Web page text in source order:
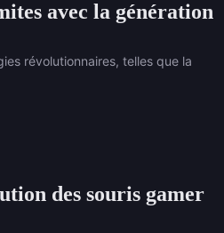
avec la génération
révolutionnaires, telles que la
des souris gamer